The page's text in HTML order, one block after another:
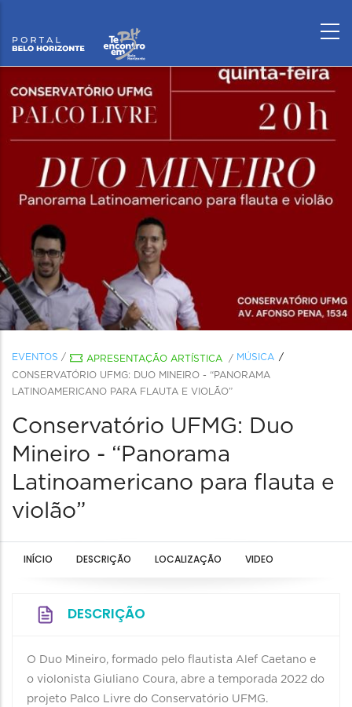
EVENTOS / APRESENTAÇÃO ARTÍSTICA / MÚSICA
CONSERVATÓRIO UFMG: DUO MINEIRO - “PANORAMA
LATINOAMERICANO PARA FLAUTA E VIOLÃO”
Conservatório UFMG: Duo
Mineiro - “Panorama
Latinoamericano para flauta e
violão”
INÍCIO DESCRIÇÃO LOCALIZAÇÃO VIDEO
DESCRIÇÃO
O Duo Mineiro, formado pelo flautista Alef Caetano e
o violonista Giuliano Coura, abre a temporada 2022 do
projeto Palco Livre do Conservatório UFMG.